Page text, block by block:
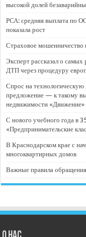
высокой долей
РСА: средняя выплата по
показала рост
Страховое мошенничество
Эксперт рассказал о
ДТП через процедуру
Спрос на
предложение — к такому
недвижимости «Движение»
С нового учебного года в
«Предпринимательские
В Краснодарском крае с
многоквартирных домов
Важные правила